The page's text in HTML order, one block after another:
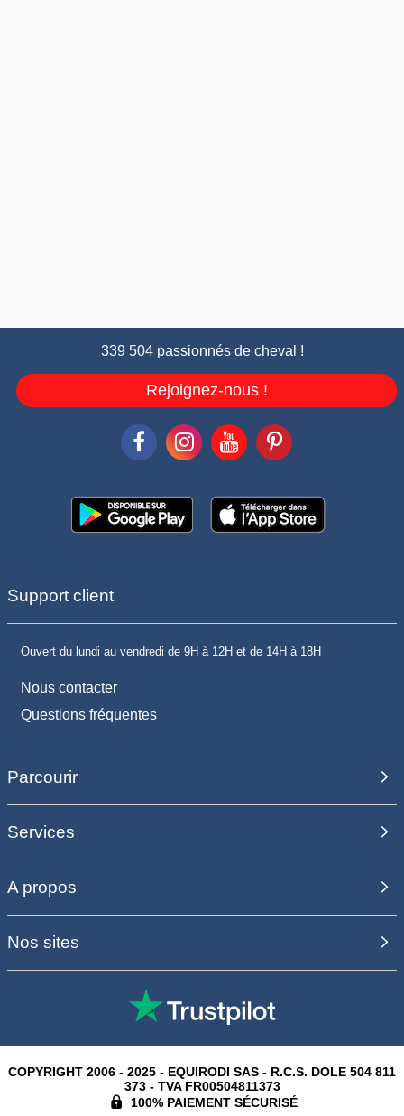
339 504 passionnés de cheval !
Rejoignez-nous !
Support client
Ouvert du lundi au vendredi de 9H à 12H et de 14H à 18H
Nous contacter
Questions fréquentes
Parcourir
Services
A propos
Nos sites
COPYRIGHT 2006 - 2025 - EQUIRODI SAS - R.C.S. DOLE 504 811
373 - TVA FR00504811373
100% PAIEMENT SÉCURISÉ